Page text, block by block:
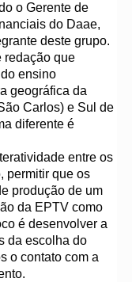
o Gerente de
do Daae,
deste grupo.
redação que
ensino
geográfica da
Carlos) e Sul de
diferente é
entre os
permitir que os
produção de um
da EPTV como
é desenvolver a
da escolha do
o contato com a